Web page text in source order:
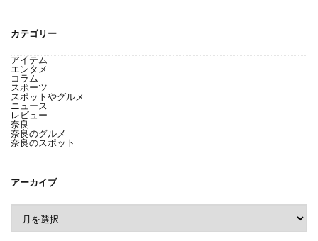
カテゴリー
アイテム
エンタメ
コラム
スポーツ
スポットやグルメ
ニュース
レビュー
奈良
奈良のグルメ
奈良のスポット
アーカイブ